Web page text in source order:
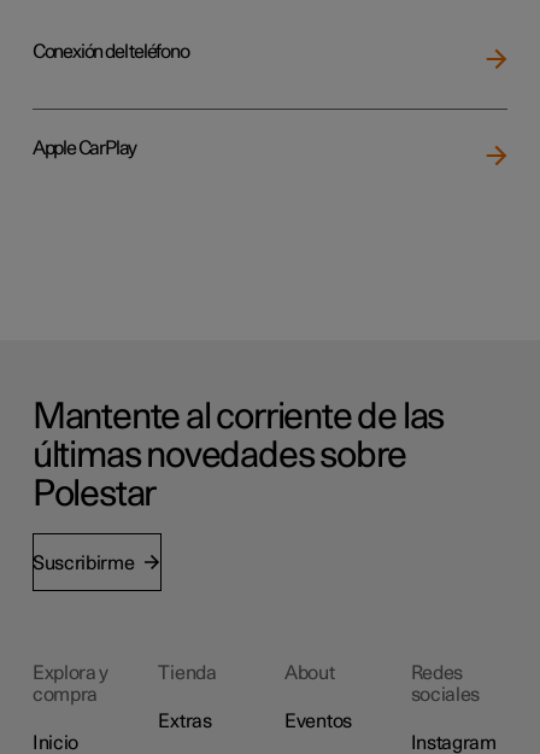
Conexión del teléfono
Apple CarPlay
Mantente al corriente de las
últimas novedades sobre
Polestar
Suscribirme
Explora y
compra
Inicio
Tienda
Extras
About
Eventos
Redes
sociales
Instagram